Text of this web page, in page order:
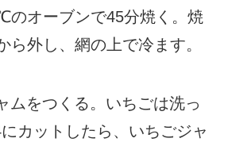
のオーブンで45分焼く。焼
ら外し、網の上で冷ます。
をつくる。いちごは洗っ
カットしたら、いちごジャ